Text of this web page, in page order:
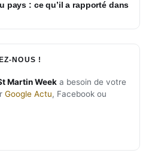
pays : ce qu’il a rapporté dans
NOUS !
Martin Week a besoin de votre
Google Actu, Facebook ou